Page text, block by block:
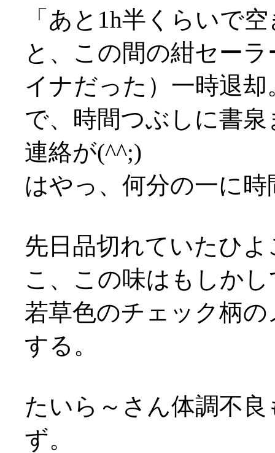
「あと1h半くらいで
と、この間の紺セー
イナだった）一時退却
で、時間つぶしに書
連絡が(^^;)
はやっ、何分の一に
先日品切れていたひ
こ、この味はもしか
若草色のチェック柄
する。
たいら～さん体調不
ず。